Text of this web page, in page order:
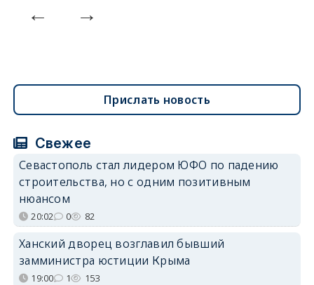
Прислать новость
Свежее
Севастополь стал лидером ЮФО по падению
строительства, но с одним позитивным
нюансом
20:02 0 82
Ханский дворец возглавил бывший
замминистра юстиции Крыма
19:00 1 153